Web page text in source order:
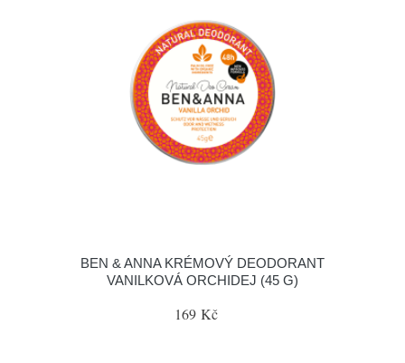
BEN & ANNA KRÉMOVÝ DEODORANT
VANILKOVÁ ORCHIDEJ (45 G)
169 Kč